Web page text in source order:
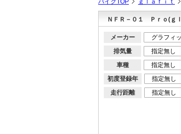
ＮＦＲ－０１ Ｐｒｏ(ｇ
メーカー
排気量
車種
初度登録年
走行距離